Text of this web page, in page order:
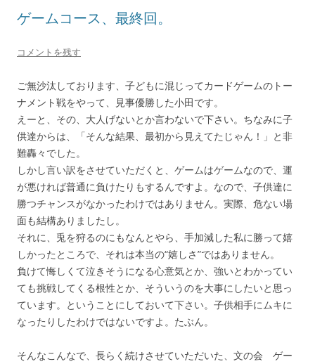
ゲームコース、最終回。
コメントを残す
ご無沙汰しております、子どもに混じってカードゲームのトー
ナメント戦をやって、見事優勝した小田です。
えーと、その、大人げないとか言わないで下さい。ちなみに子
供達からは、「そんな結果、最初から見えてたじゃん！」と非
難轟々でした。
しかし言い訳をさせていただくと、ゲームはゲームなので、運
が悪ければ普通に負けたりもするんですよ。なので、子供達に
勝つチャンスがなかったわけではありません。実際、危ない場
面も結構ありましたし。
それに、兎を狩るのにもなんとやら、手加減した私に勝って嬉
しかったところで、それは本当の“嬉しさ”ではありません。
負けて悔しくて泣きそうになる心意気とか、強いとわかってい
ても挑戦してくる根性とか、そういうのを大事にしたいと思っ
ています。ということにしておいて下さい。子供相手にムキに
なったりしたわけではないですよ。たぶん。
そんなこんなで、長らく続けさせていただいた、文の会 ゲー